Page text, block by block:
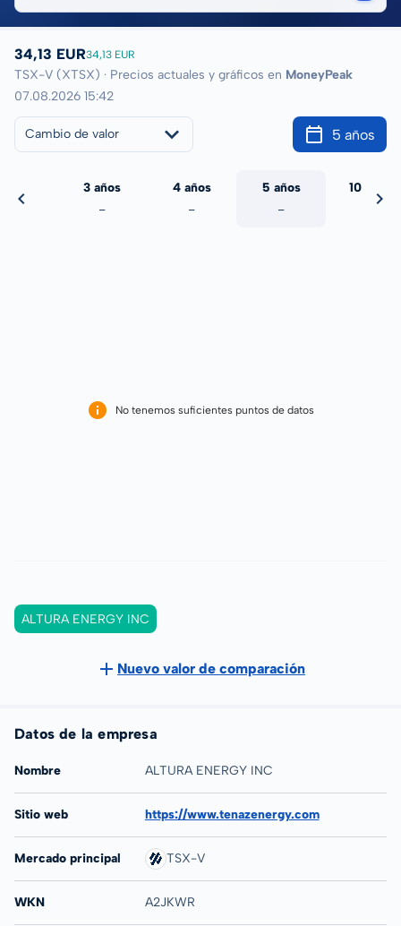
34,13 EUR34,13 EUR
TSX-V (XTSX) · Precios actuales y gráficos en MoneyPeak
07.08.2026 15:42
Cambio de valor 5 años
3 años
-
4 años
-
5 años
-
10 años
No tenemos suficientes puntos de datos
ALTURA ENERGY INC
Nuevo valor de comparación
Datos de la empresa
Nombre ALTURA ENERGY INC
Sitio web https://www.tenazenergy.com
Mercado principal TSX-V
WKN A2JKWR